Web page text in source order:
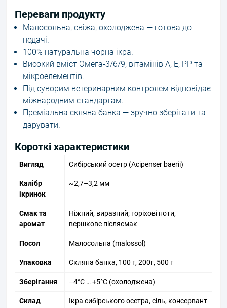
Переваги продукту
Малосольна, свіжа, охолоджена — готова до
подачі.
100% натуральна чорна ікра.
Високий вміст Омега-3/6/9, вітамінів A, E, PP та
мікроелементів.
Під суворим ветеринарним контролем відповідає
міжнародним стандартам.
Преміальна скляна банка — зручно зберігати та
дарувати.
Короткі характеристики
Вигляд Сибірський осетр (Acipenser baerii)
Калібр
ікринок
~2,7–3,2 мм
Смак та
аромат
Ніжний, виразний; горіхові ноти,
вершкове післясмак
Посол Малосольна (malossol)
Упаковка Скляна банка, 100 г, 200г, 500 г
Зберігання –4°C … +5°C (охолоджена)
Склад Ікра сибірського осетра, сіль, консервант